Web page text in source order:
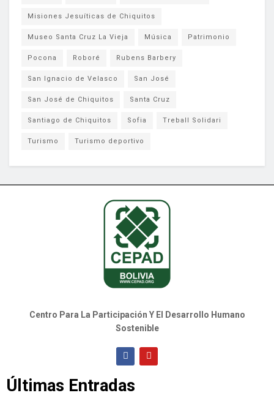
Misiones Jesuíticas de Chiquitos
Museo Santa Cruz La Vieja Música Patrimonio
Pocona Roboré Rubens Barbery
San Ignacio de Velasco San José
San José de Chiquitos Santa Cruz
Santiago de Chiquitos Sofia Treball Solidari
Turismo Turismo deportivo
Centro Para La Participación Y El Desarrollo Humano
Sostenible
Últimas Entradas